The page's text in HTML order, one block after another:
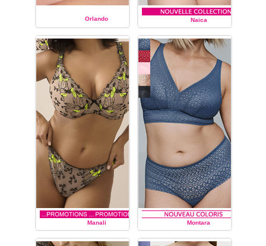
Orlando
PRIMA DONNA
Naica
PRIMA DONNA
Manali
PRIMA DONNA
Montara
PRIMA DONNA